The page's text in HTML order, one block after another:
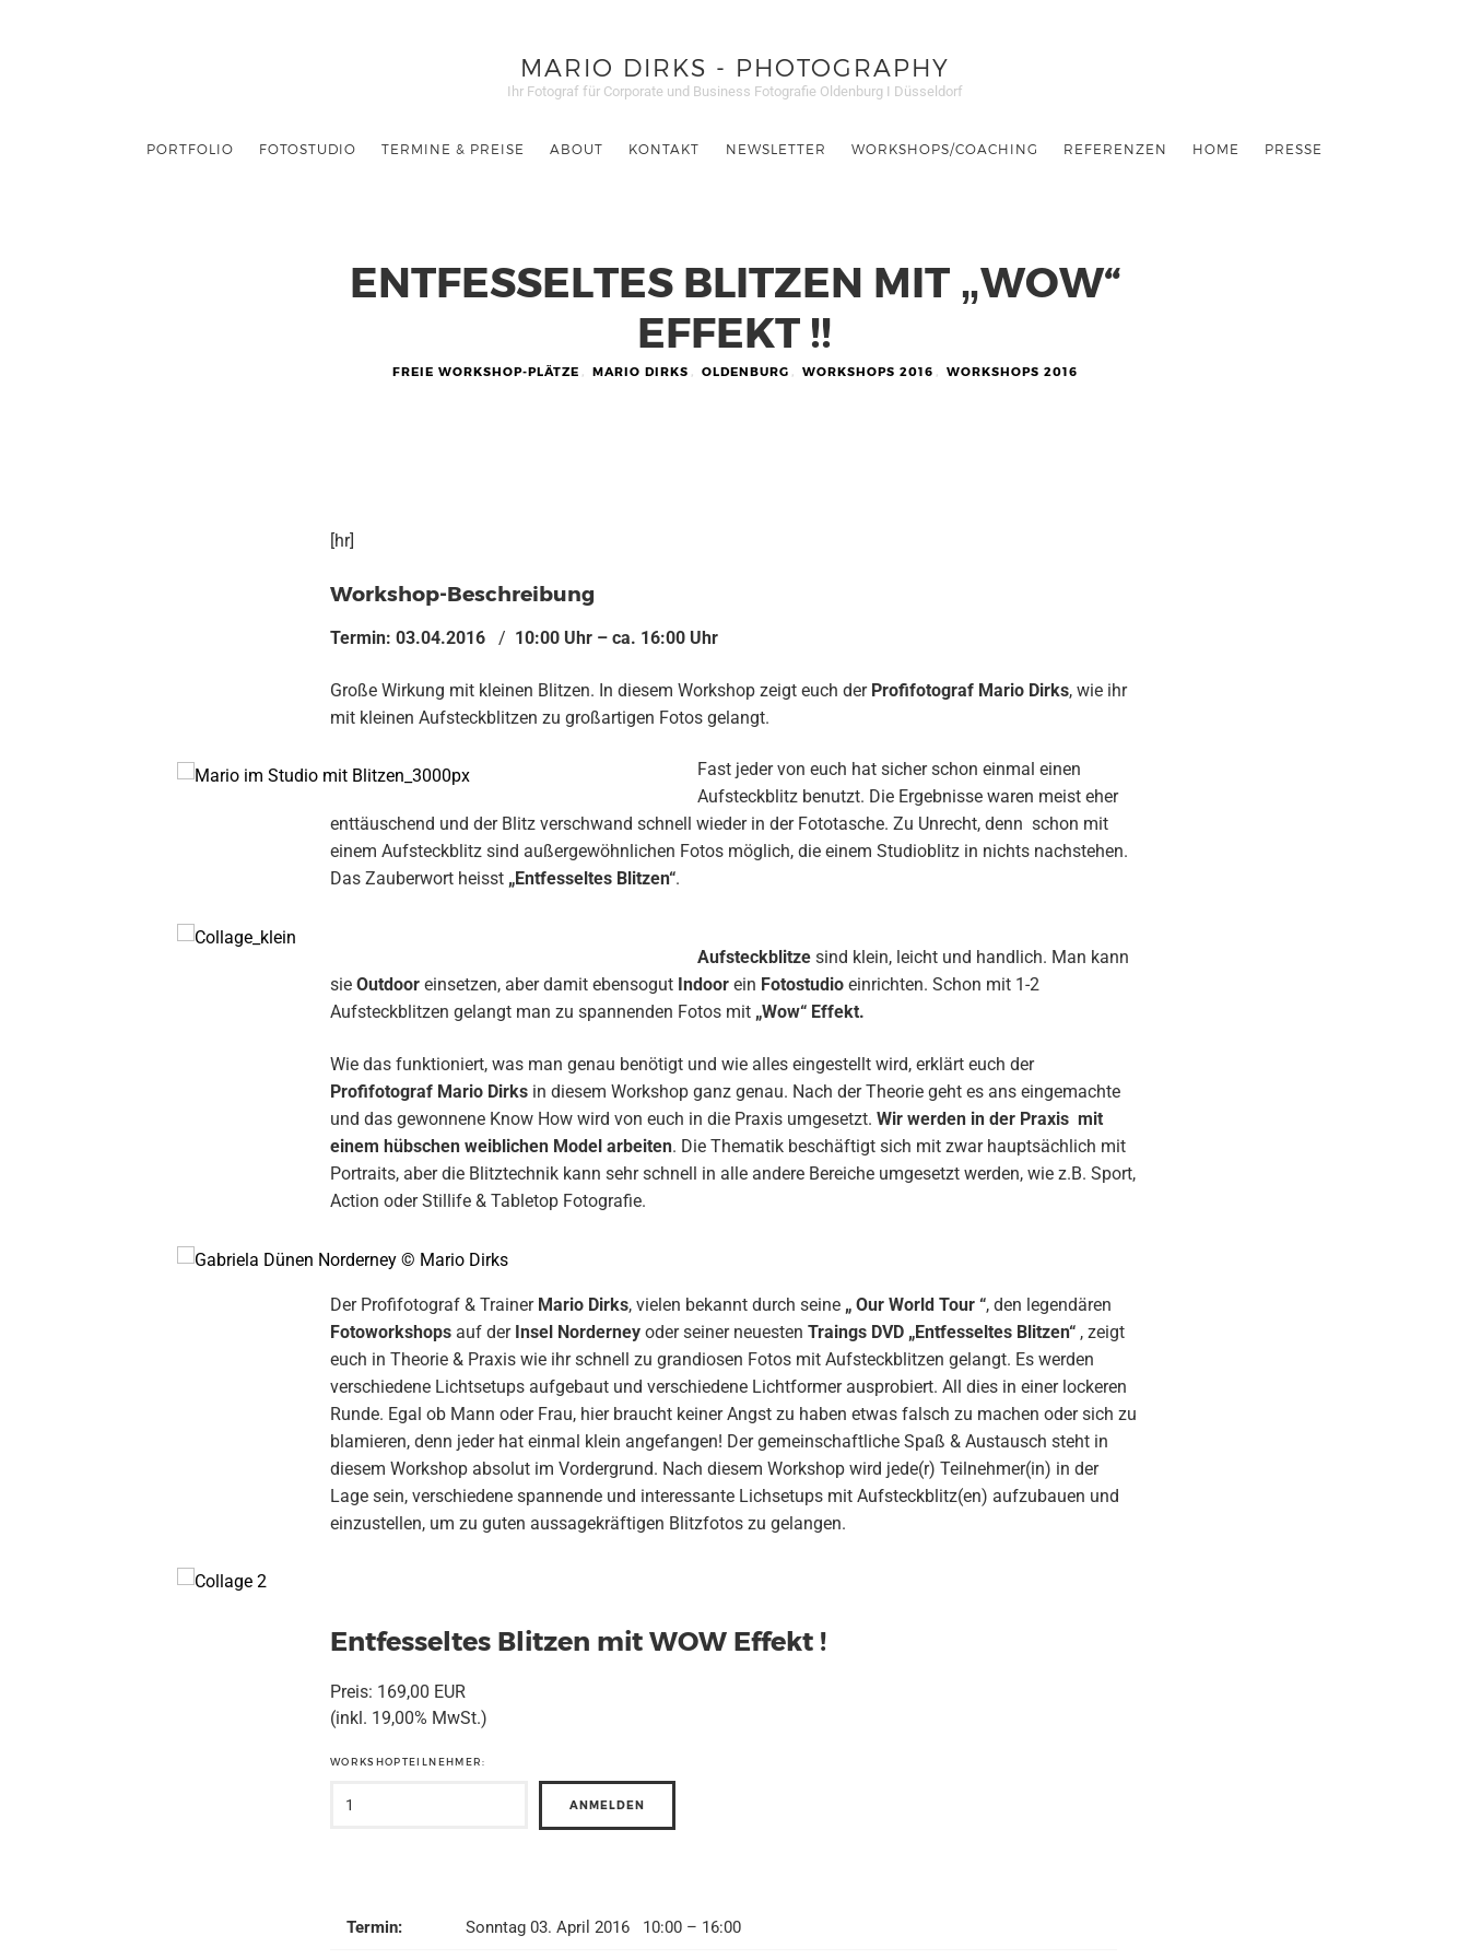
MARIO DIRKS - PHOTOGRAPHY
Ihr Fotograf für Corporate und Business Fotografie Oldenburg I Düsseldorf
PORTFOLIO FOTOSTUDIO TERMINE & PREISE ABOUT KONTAKT NEWSLETTER WORKSHOPS/COACHING REFERENZEN HOME PRESSE
ENTFESSELTES BLITZEN MIT „WOW“
EFFEKT !!
FREIE WORKSHOP-PLÄTZE , MARIO DIRKS , OLDENBURG , WORKSHOPS 2016 , WORKSHOPS 2016
[hr]
Workshop-Beschreibung
Termin: 03.04.2016 / 10:00 Uhr – ca. 16:00 Uhr
Große Wirkung mit kleinen Blitzen. In diesem Workshop zeigt euch der Profifotograf Mario Dirks, wie ihr
mit kleinen Aufsteckblitzen zu großartigen Fotos gelangt.
Fast jeder von euch hat sicher schon einmal einen
Aufsteckblitz benutzt. Die Ergebnisse waren meist eher
enttäuschend und der Blitz verschwand schnell wieder in der Fototasche. Zu Unrecht, denn schon mit
einem Aufsteckblitz sind außergewöhnlichen Fotos möglich, die einem Studioblitz in nichts nachstehen.
Das Zauberwort heisst „Entfesseltes Blitzen“.
Aufsteckblitze sind klein, leicht und handlich. Man kann
sie Outdoor einsetzen, aber damit ebensogut Indoor ein Fotostudio einrichten. Schon mit 1-2
Aufsteckblitzen gelangt man zu spannenden Fotos mit „Wow“ Effekt.
Wie das funktioniert, was man genau benötigt und wie alles eingestellt wird, erklärt euch der
Profifotograf Mario Dirks in diesem Workshop ganz genau. Nach der Theorie geht es ans eingemachte
und das gewonnene Know How wird von euch in die Praxis umgesetzt. Wir werden in der Praxis mit
einem hübschen weiblichen Model arbeiten. Die Thematik beschäftigt sich mit zwar hauptsächlich mit
Portraits, aber die Blitztechnik kann sehr schnell in alle andere Bereiche umgesetzt werden, wie z.B. Sport,
Action oder Stillife & Tabletop Fotografie.
Der Profifotograf & Trainer Mario Dirks, vielen bekannt durch seine „ Our World Tour “, den legendären
Fotoworkshops auf der Insel Norderney oder seiner neuesten Traings DVD „Entfesseltes Blitzen“ , zeigt
euch in Theorie & Praxis wie ihr schnell zu grandiosen Fotos mit Aufsteckblitzen gelangt. Es werden
verschiedene Lichtsetups aufgebaut und verschiedene Lichtformer ausprobiert. All dies in einer lockeren
Runde. Egal ob Mann oder Frau, hier braucht keiner Angst zu haben etwas falsch zu machen oder sich zu
blamieren, denn jeder hat einmal klein angefangen! Der gemeinschaftliche Spaß & Austausch steht in
diesem Workshop absolut im Vordergrund. Nach diesem Workshop wird jede(r) Teilnehmer(in) in der
Lage sein, verschiedene spannende und interessante Lichsetups mit Aufsteckblitz(en) aufzubauen und
einzustellen, um zu guten aussagekräftigen Blitzfotos zu gelangen.
Entfesseltes Blitzen mit WOW Effekt !
Preis: 169,00 EUR
(inkl. 19,00% MwSt.)
WORKSHOPTEILNEHMER:
Termin: Sonntag 03. April 2016 10:00 – 16:00